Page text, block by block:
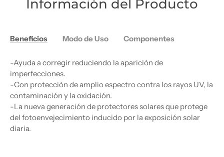
Información del Producto
Beneficios Modo de Uso Componentes
-Ayuda a corregir reduciendo la aparición de
imperfecciones.
-Con protección de amplio espectro contra los rayos UV, la
contaminación y la oxidación.
-La nueva generación de protectores solares que protege
del fotoenvejecimiento inducido por la exposición solar
diaria.